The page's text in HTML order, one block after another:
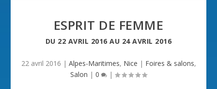
ESPRIT DE FEMME
DU 22 AVRIL 2016 AU 24 AVRIL 2016
22 avril 2016 | Alpes-Maritimes, Nice | Foires & salons,
Salon | 0 |